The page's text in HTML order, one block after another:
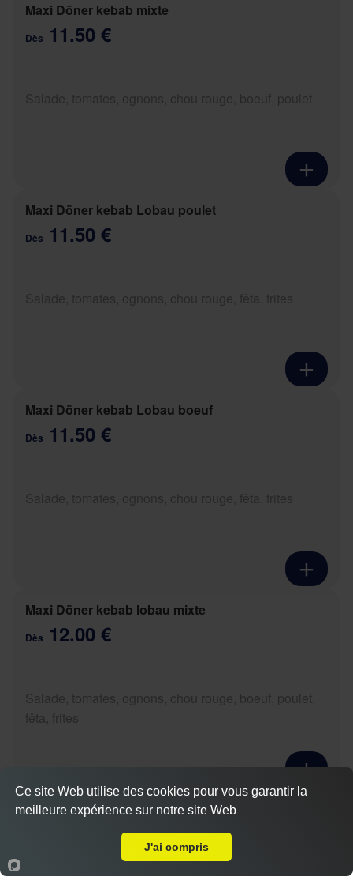
Maxi Döner kebab mixte
Dès 11.50 €
Maxi Döner kebab Lobau poulet
Dès 11.50 €
Maxi Döner kebab Lobau boeuf
Dès 11.50 €
Maxi Döner kebab lobau mixte
Dès 12.00 €
Salade, tomates, ognons, chou rouge, boeuf, poulet,
fêta, frites
Maxi Yufka boeuf
Accueil Panier Compte
Actuellement fermé
Ce site Web utilise des cookies pour vous garantir la
meilleure expérience sur notre site Web
J'ai compris